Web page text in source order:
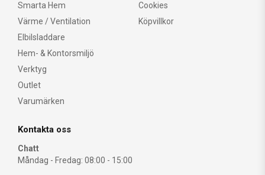
Smarta Hem
Värme / Ventilation
Elbilsladdare
Hem- & Kontorsmiljö
Verktyg
Outlet
Varumärken
Cookies
Köpvillkor
Kontakta oss
Chatt
Måndag - Fredag: 08:00 - 15:00